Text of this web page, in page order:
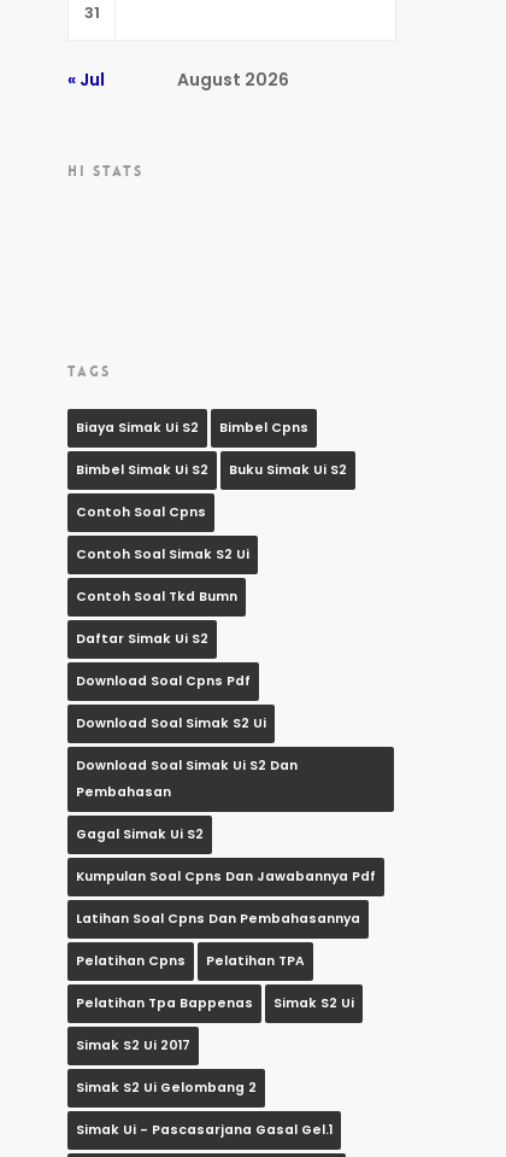
August 2026
31
« Jul
HI STATS
TAGS
Biaya Simak Ui S2 Bimbel Cpns
Bimbel Simak Ui S2 Buku Simak Ui S2
Contoh Soal Cpns
Contoh Soal Simak S2 Ui
Contoh Soal Tkd Bumn
Daftar Simak Ui S2
Download Soal Cpns Pdf
Download Soal Simak S2 Ui
Download Soal Simak Ui S2 Dan
Pembahasan
Gagal Simak Ui S2
Kumpulan Soal Cpns Dan Jawabannya Pdf
Latihan Soal Cpns Dan Pembahasannya
Pelatihan Cpns Pelatihan TPA
Pelatihan Tpa Bappenas Simak S2 Ui
Simak S2 Ui 2017
Simak S2 Ui Gelombang 2
Simak Ui - Pascasarjana Gasal Gel.1